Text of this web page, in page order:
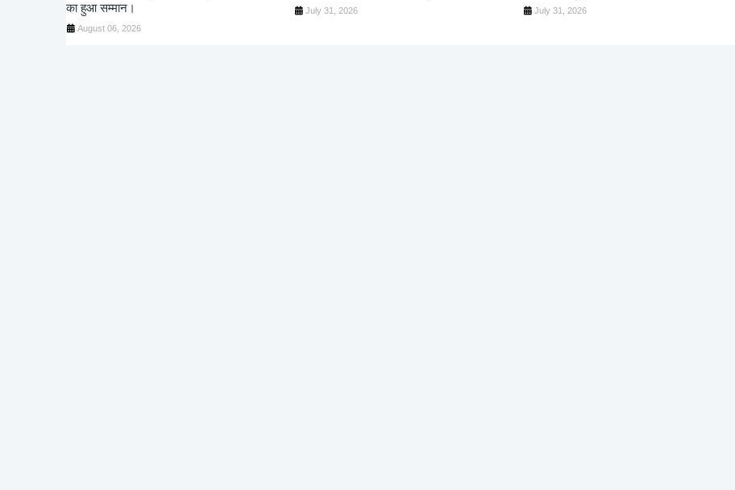
का हुआ सम्मान।
August 06, 2026
July 31, 2026 July 31, 2026